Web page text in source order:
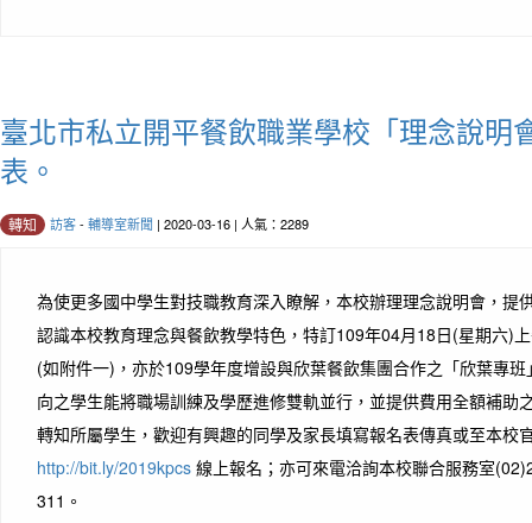
臺北市私立開平餐飲職業學校「理念說明
表。
轉知 訪客- 輔導室新聞 | 2020-03-16 | 人氣：2289
為使更多國中學生對技職教育深入瞭解，本校辦理理念說明會，提
認識本校教育理念與餐飲教學特色，特訂109年04月18日(星期六)
(如附件一)，亦於109學年度增設與欣葉餐飲集團合作之「欣葉專
向之學生能將職場訓練及學歷進修雙軌並行，並提供費用全額補助
轉知所屬學生，歡迎有興趣的同學及家長填寫報名表傳真或至本校
http://bit.ly/2019kpcs 線上報名；亦可來電洽詢本校聯合服務室
311。